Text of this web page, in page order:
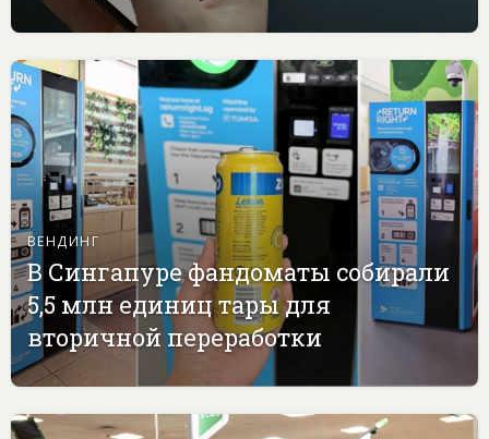
ВЕНДИНГ
В Сингапуре фандоматы собирали
5,5 млн единиц тары для
вторичной переработки